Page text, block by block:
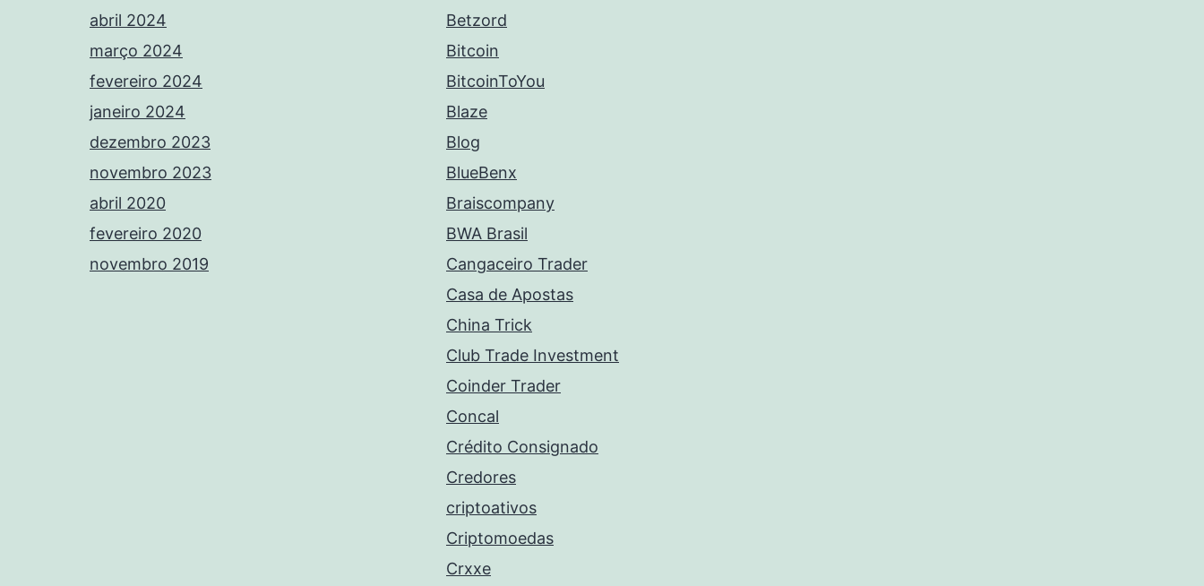
abril 2024
março 2024
fevereiro 2024
janeiro 2024
dezembro 2023
novembro 2023
abril 2020
fevereiro 2020
novembro 2019
Betzord
Bitcoin
BitcoinToYou
Blaze
Blog
BlueBenx
Braiscompany
BWA Brasil
Cangaceiro Trader
Casa de Apostas
China Trick
Club Trade Investment
Coinder Trader
Concal
Crédito Consignado
Credores
criptoativos
Criptomoedas
Crxxe